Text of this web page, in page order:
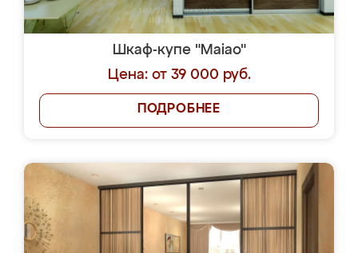
Шкаф-купе "Maiao"
Цена: от 39 000 руб.
ПОДРОБНЕЕ